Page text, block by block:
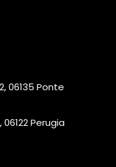
06135 Ponte
Perugia